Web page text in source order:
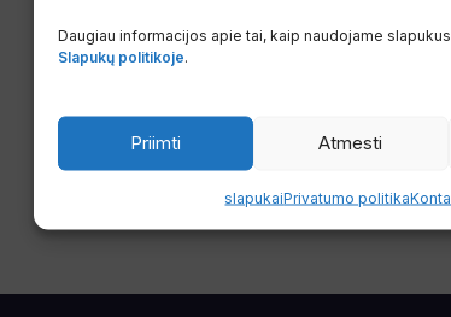
Daugiau informacijos apie tai, kaip naudojame
Slapukų politikoje.
Priimti Atmesti
slapukaiPrivatumo politika